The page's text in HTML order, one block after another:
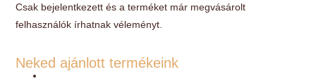
Csak bejelentkezett és a terméket már megvásárolt
felhasználók írhatnak véleményt.
Neked ajánlott termékeink